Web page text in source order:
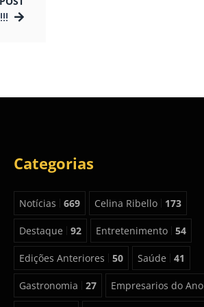
Categorias
Notícias 669 Celina Ribello 173
Destaque 92 Entretenimento 54
Edições Anteriores 50 Saúde 41
Gastronomia 27 Empresarios do Ano